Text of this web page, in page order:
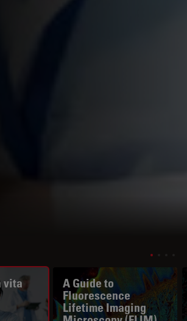
vita
A Guide to
Fluorescence
Lifetime Imaging